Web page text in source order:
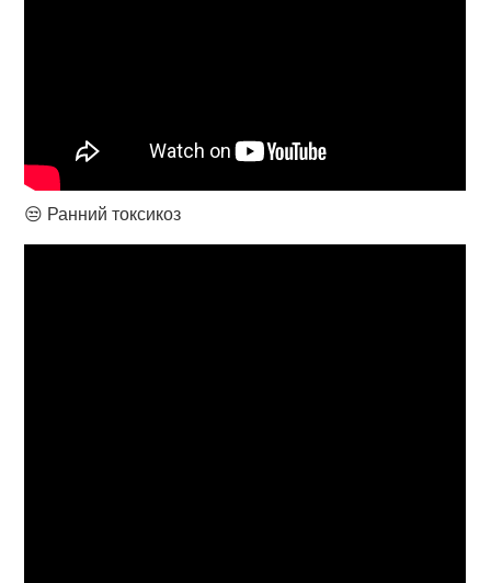
😒 Ранний токсикоз